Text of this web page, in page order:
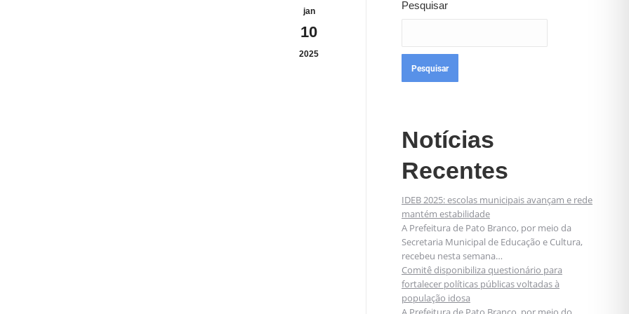
jan
10
2025
Pesquisar
Pesquisar
Notícias
Recentes
IDEB 2025: escolas municipais avançam e rede
mantém estabilidade
A Prefeitura de Pato Branco, por meio da
Secretaria Municipal de Educação e Cultura,
recebeu nesta semana…
Comitê disponibiliza questionário para
fortalecer políticas públicas voltadas à
população idosa